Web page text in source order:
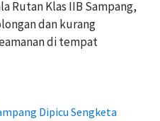
Rutan Klas IIB Sampang,
dan kurang
di tempat
Dipicu Sengketa